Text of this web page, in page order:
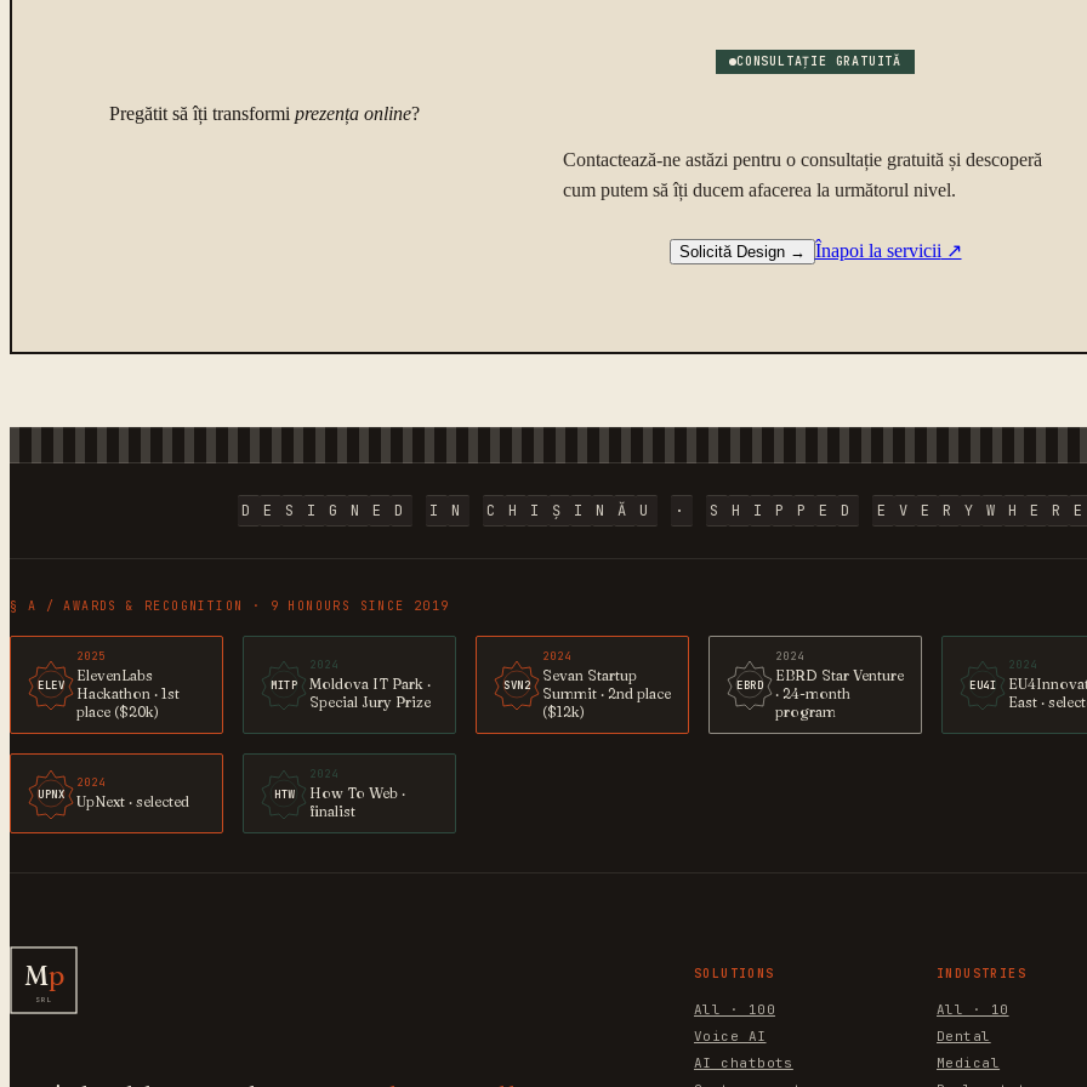
CONSULTAȚIE GRATUITĂ
Pregătit să îți transformi prezența online?
Contactează-ne astăzi pentru o consultație gratuită și descoperă
cum putem să îți ducem afacerea la următorul nivel.
Solicită Design→ Înapoi la servicii ↗
D E S I G N E D I N C H I Ș I N Ă U · S H I P P E D E V E R Y W H E R E
§ A / AWARDS & RECOGNITION · 9 HONOURS SINCE 2019
ELEV
2025
ElevenLabs
Hackathon · 1st
place ($20k)
MITP
2024
Moldova IT Park ·
Special Jury Prize
SVN2
2024
Sevan Startup
Summit · 2nd place
($12k)
EBRD
2024
EBRD Star Venture
· 24-month
program
EU4I
2024
East ·
UPNX
2024
UpNext · selected HTW
2024
How To Web ·
finalist
Mp
SRL
SOLUTIONS
All · 100
Voice AI
AI chatbots
INDUSTRIES
All · 10
Dental
Medical